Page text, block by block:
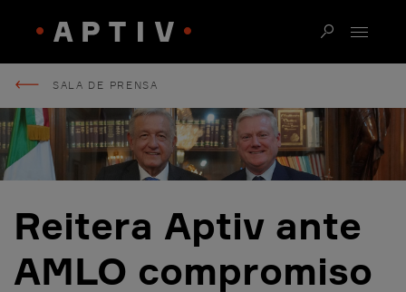
SALA DE PRENSA
Reitera Aptiv ante
AMLO compromiso